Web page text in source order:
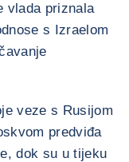
vlada priznala
s Izraelom
veze s Rusijom
predviđa
dok su u tijeku